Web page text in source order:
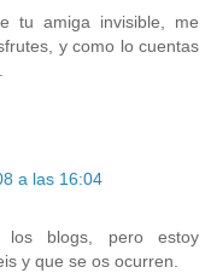
tu amiga invisible, me
y como lo cuentas
a las 16:04
blogs, pero estoy
y que se os ocurren.